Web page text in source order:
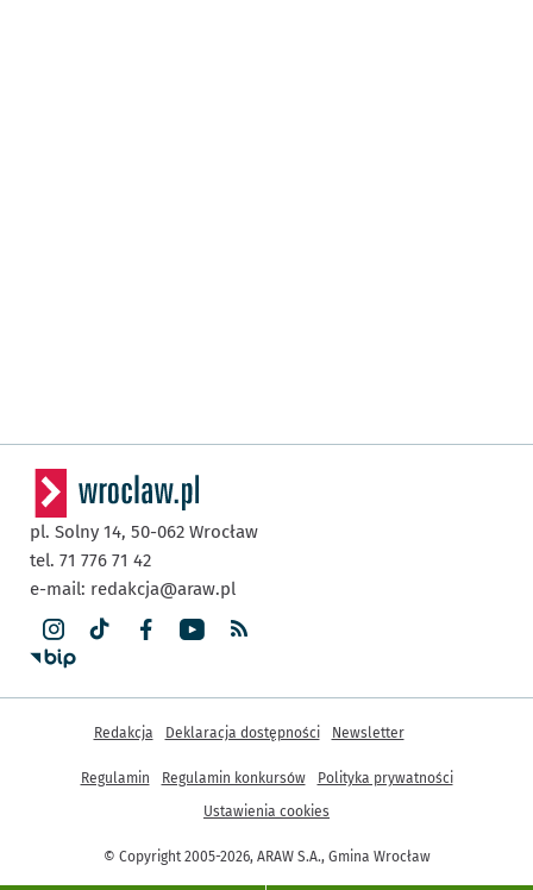
pl. Solny 14, 50-062 Wrocław
tel. 71 776 71 42
e-mail: redakcja@araw.pl
© Copyright 2005-2026, ARAW S.A., Gmina Wrocław
Inne informacje
Redakcja Deklaracja dostępności Newsletter
Regulamin Regulamin konkursów
Polityka prywatności
Ustawienia cookies